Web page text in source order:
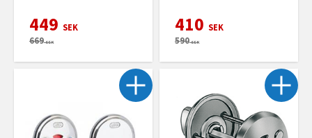
449 SEK
669SEK
410 SEK
590SEK